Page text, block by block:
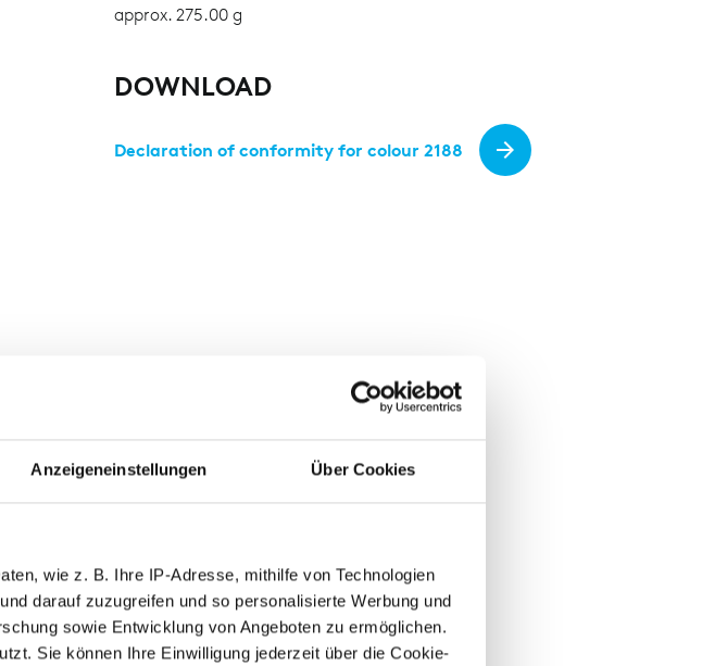
Anzeigeneinstellungen Über Cookies
wie z. B. Ihre IP-Adresse, mithilfe von Technologien
darauf zuzugreifen und so personalisierte Werbung und
sowie Entwicklung von Angeboten zu ermöglichen.
Sie können Ihre Einwilligung jederzeit über die Cookie-
approx. 275.00 g
DOWNLOAD
Declaration of conformity for colour 2188